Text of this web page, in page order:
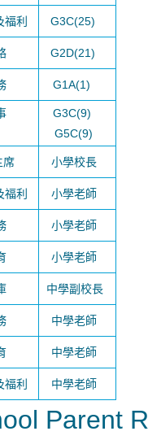
福利 G3C(25)
G2D(21)
G1A(1)
G3C(9)
G5C(9)
席 小學校長
福利 小學老師
小學老師
小學老師
中學副校長
中學老師
中學老師
福利 中學老師
Parent